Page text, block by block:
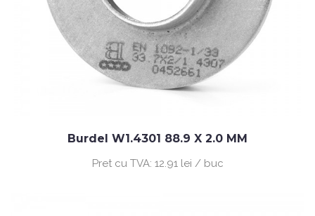
Burdel W1.4301 88.9 X 2.0 MM
Pret cu TVA: 12.91 lei / buc